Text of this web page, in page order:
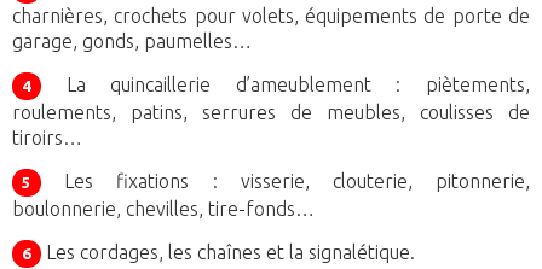
charnières, crochets pour volets, équipements de porte de
garage, gonds, paumelles…
4
La quincaillerie d’ameublement : piètements,
roulements, patins, serrures de meubles, coulisses de
tiroirs…
5
Les fixations : visserie, clouterie, pitonnerie,
boulonnerie, chevilles, tire-fonds…
6 Les cordages, les chaînes et la signalétique.